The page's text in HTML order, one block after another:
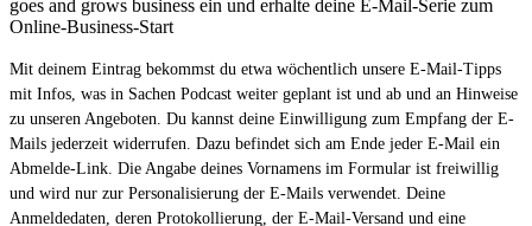
goes and grows business ein und erhalte deine E-Mail-Serie zum
Online-Business-Start
Mit deinem Eintrag bekommst du etwa wöchentlich unsere E-Mail-Tipps
mit Infos, was in Sachen Podcast weiter geplant ist und ab und an Hinweise
zu unseren Angeboten. Du kannst deine Einwilligung zum Empfang der E-
Mails jederzeit widerrufen. Dazu befindet sich am Ende jeder E-Mail ein
Abmelde-Link. Die Angabe deines Vornamens im Formular ist freiwillig
und wird nur zur Personalisierung der E-Mails verwendet. Deine
Anmeldedaten, deren Protokollierung, der E-Mail-Versand und eine